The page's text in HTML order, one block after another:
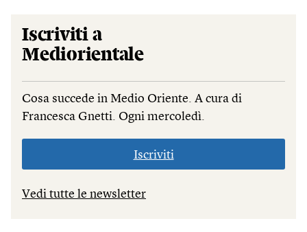
Iscriviti a
Mediorientale
Cosa succede in Medio Oriente. A cura di
Francesca Gnetti. Ogni mercoledì.
Iscriviti
Vedi tutte le newsletter